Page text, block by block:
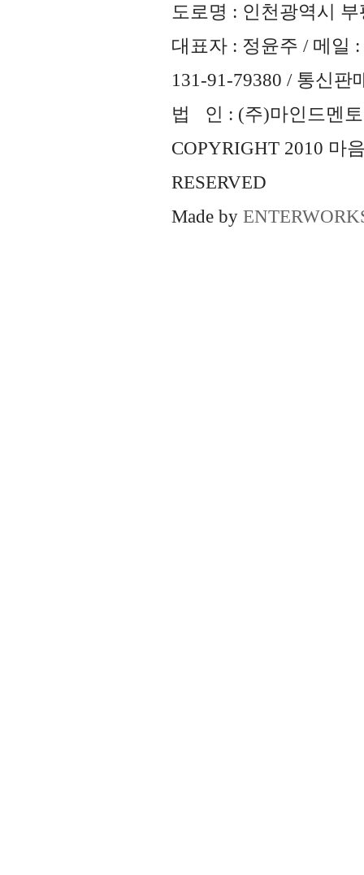
도로명 : 인천광역시
대표자 : 정윤주 / 메일 :
131-91-79380 / 통신판
법 인 : (주)마인드멘토
COPYRIGHT 2010 마
RESERVED
Made by